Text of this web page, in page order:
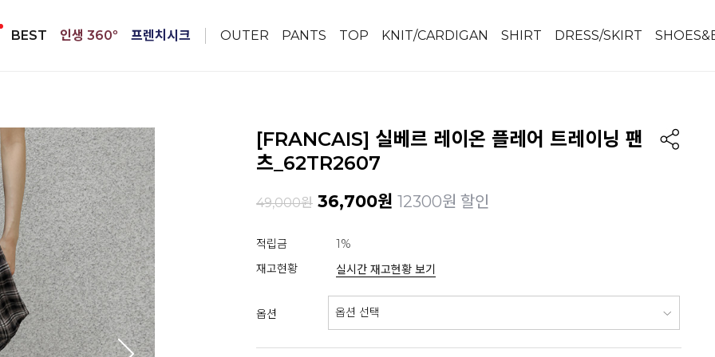
BEST 인생 360º 프렌치시크 OUTER PANTS TOP KNIT/CARDIGAN SHIRT DRESS/SKIRT
[FRANCAIS] 실베르 레이온 플레어 트레이닝 팬
츠_62TR2607
49,000원 36,700원 12300원 할인
적립금
1%
재고현황
실시간 재고현황 보기
옵션